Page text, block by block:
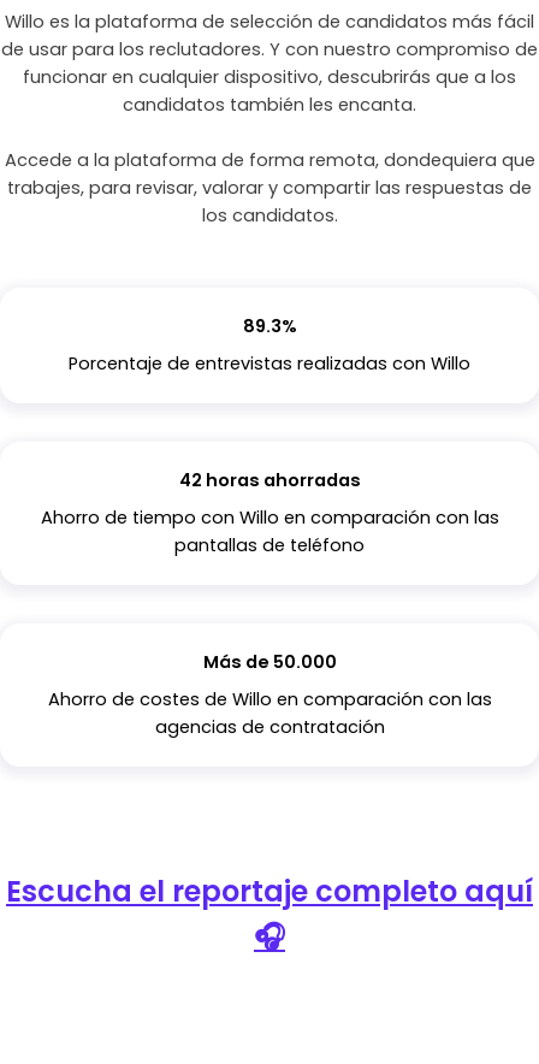
Willo es la plataforma de selección de candidatos más fácil
de usar para los reclutadores. Y con nuestro compromiso de
funcionar en cualquier dispositivo, descubrirás que a los
candidatos también les encanta.
Accede a la plataforma de forma remota, dondequiera que
trabajes, para revisar, valorar y compartir las respuestas de
los candidatos.
89.3%
Porcentaje de entrevistas realizadas con Willo
42 horas ahorradas
Ahorro de tiempo con Willo en comparación con las
pantallas de teléfono
Más de 50.000
Ahorro de costes de Willo en comparación con las
agencias de contratación
Escucha el reportaje completo aquí
🎧